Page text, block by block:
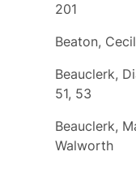
201
Beaton,
Beauclerk,
51, 53
Beauclerk,
Walworth